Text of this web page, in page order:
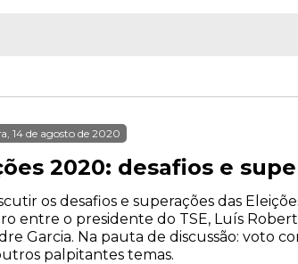
14 de agosto de 2020
2020: desafios e
os desafios e superações das
entre o presidente do TSE, Luís
Garcia. Na pauta de discussão: voto
palpitantes temas.